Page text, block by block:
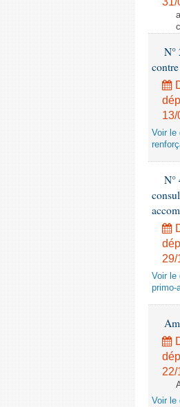
N°
13/
Voir le
N°
29/
Voir le
primo-
22/
Voir le